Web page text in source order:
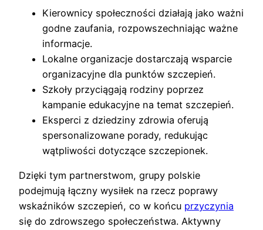
Kierownicy społeczności działają jako ważni
godne zaufania, rozpowszechniając ważne
informacje.
Lokalne organizacje dostarczają wsparcie
organizacyjne dla punktów szczepień.
Szkoły przyciągają rodziny poprzez
kampanie edukacyjne na temat szczepień.
Eksperci z dziedziny zdrowia oferują
spersonalizowane porady, redukując
wątpliwości dotyczące szczepionek.
Dzięki tym partnerstwom, grupy polskie
podejmują łączny wysiłek na rzecz poprawy
wskaźników szczepień, co w końcu przyczynia
się do zdrowszego społeczeństwa. Aktywny